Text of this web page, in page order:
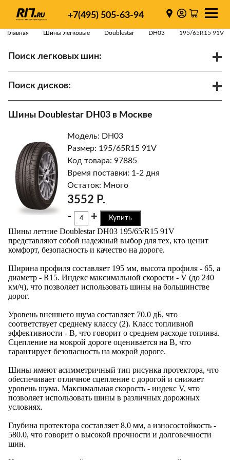
+7(495) 505-63-94
Главная Шины легковые Doublestar DH03 195/65R15 91V
Поиск легковых шин:
Поиск дисков:
Шины Doublestar DH03 в Москве
Модель: DH03
Размер: 195/65R15 91V
Код товара: 97885
Время поставки: 1-2 дня
Остаток: Много
3552 Р.
-
+ Купить
Шины летние Doublestar DH03 195/65/R15 91V
представляют собой надежный выбор для тех, кто ценит
комфорт, безопасность и качество на дороге.
Ширина профиля составляет 195 мм, высота профиля - 65, а
диаметр - R15. Индекс максимальной скорости - V (до 240
км/ч), что позволяет использовать шины на большинстве
дорог.
Уровень внешнего шума составляет 70.0 дБ, что
соответствует среднему классу (2). Класс топливной
эффективности - B, что говорит о среднем расходе топлива.
Сцепление на мокрой дороге оценивается на B, что
гарантирует безопасность на мокрой дороге.
Шины имеют асимметричный тип рисунка протектора, что
обеспечивает отличное сцепление с дорогой и снижает
уровень шума. Максимальная скорость - индекс V, что
позволяет использовать шины в различных дорожных
условиях.
Глубина протектора составляет 8.0 мм, а износостойкость -
580.0, что говорит о высокой прочности и долговечности
шин.